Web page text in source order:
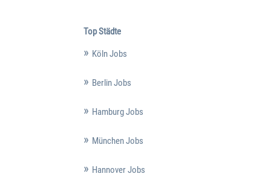
Top Städte
Köln Jobs
Berlin Jobs
Hamburg Jobs
München Jobs
Hannover Jobs